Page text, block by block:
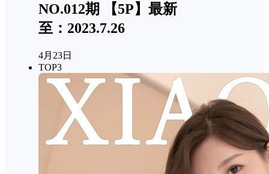
NO.012期 【5P】最新
至：2023.7.26
4月23日
TOP3